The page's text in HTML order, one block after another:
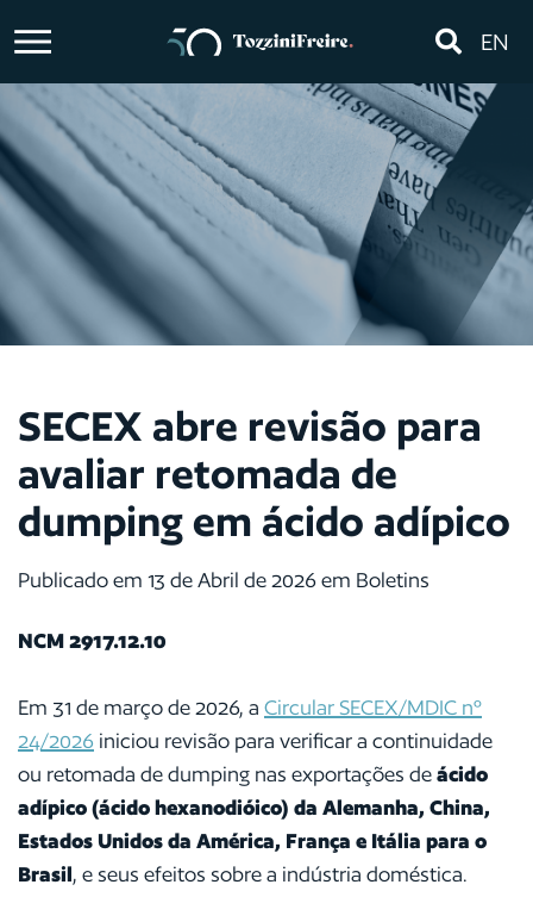
EN
SECEX abre revisão para
avaliar retomada de
dumping em ácido adípico
Publicado em 13 de Abril de 2026 em Boletins
NCM 2917.12.10
Em 31 de março de 2026, a Circular SECEX/MDIC nº
24/2026 iniciou revisão para verificar a continuidade
ou retomada de dumping nas exportações deácido
adípico (ácido hexanodióico) da Alemanha, China,
Estados Unidos da América, França e Itália para o
Brasil, e seus efeitos sobre a indústria doméstica.